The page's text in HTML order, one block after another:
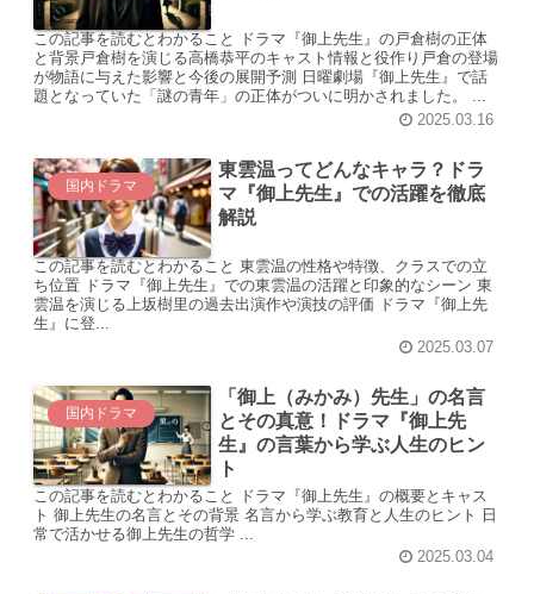
この記事を読むとわかること ドラマ『御上先生』の戸倉樹の正体
と背景戸倉樹を演じる高橋恭平のキャスト情報と役作り戸倉の登場
が物語に与えた影響と今後の展開予測 日曜劇場『御上先生』で話
題となっていた「謎の青年」の正体がついに明かされました。 ...
2025.03.16
国内ドラマ
東雲温ってどんなキャラ？ドラ
マ『御上先生』での活躍を徹底
解説
この記事を読むとわかること 東雲温の性格や特徴、クラスでの立
ち位置 ドラマ『御上先生』での東雲温の活躍と印象的なシーン 東
雲温を演じる上坂樹里の過去出演作や演技の評価 ドラマ『御上先
生』に登...
2025.03.07
国内ドラマ
「御上（みかみ）先生」の名言
とその真意！ドラマ『御上先
生』の言葉から学ぶ人生のヒン
ト
この記事を読むとわかること ドラマ『御上先生』の概要とキャス
ト 御上先生の名言とその背景 名言から学ぶ教育と人生のヒント 日
常で活かせる御上先生の哲学 ...
2025.03.04